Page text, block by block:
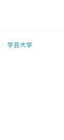
学芸大学